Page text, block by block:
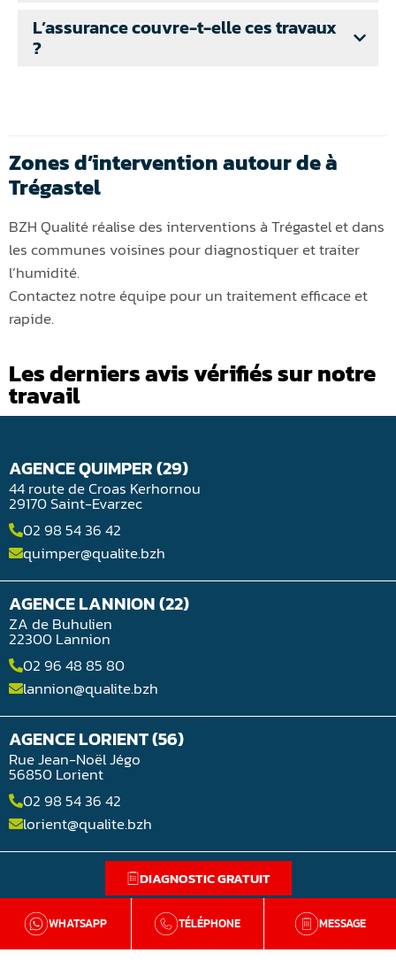
WHATSAPP TÉLÉPHONE MESSAGE
L’assurance couvre-t-elle ces travaux
?
Zones d’intervention autour de à
Trégastel
BZH Qualité réalise des interventions à Trégastel et dans
les communes voisines pour diagnostiquer et traiter
l’humidité.
Contactez notre équipe pour un traitement efficace et
rapide.
Les derniers avis vérifiés sur notre
travail
AGENCE QUIMPER (29)
44 route de Croas Kerhornou
29170 Saint-Evarzec
02 98 54 36 42
quimper@qualite.bzh
AGENCE LANNION (22)
ZA de Buhulien
22300 Lannion
02 96 48 85 80
lannion@qualite.bzh
AGENCE LORIENT (56)
Rue Jean-Noël Jégo
56850 Lorient
02 98 54 36 42
lorient@qualite.bzh
DIAGNOSTIC GRATUIT